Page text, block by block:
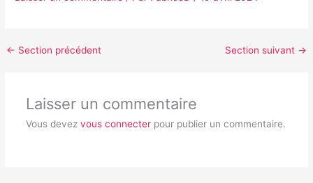
← Section précédent Section suivant →
Laisser un commentaire
Vous devez vous connecterpour publier un commentaire.